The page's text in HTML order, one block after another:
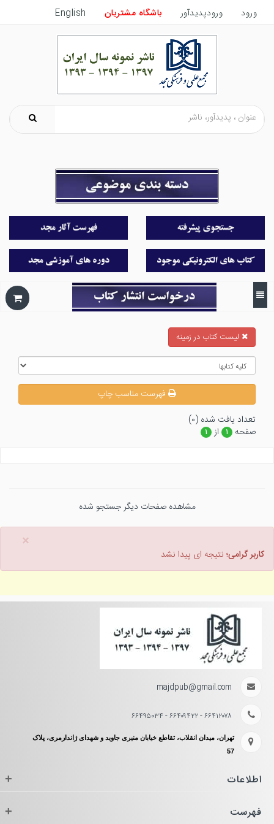
ورود ورودپدیدآور باشگاه مشتریان English
ليست كتاب در زمينه
فهرست مناسب چاپ
تعداد يافت شده (۰)
صفحه
۱ از ۱
مشاهده صفحات دیگر جستجو شده
×
کاربر گرامی؛ نتیجه ای پیدا نشد
majdpub@gmail.com
۶۶۴۱۲۰۷۸ - ۶۶۴۰۹۴۲۲ - ۶۶۴۹۵۰۳۴
تهران، میدان انقلاب، تقاطع خیابان منیری جاوید و شهدای ژاندارمری، پلاک
57
اطلاعات +
فهرست +